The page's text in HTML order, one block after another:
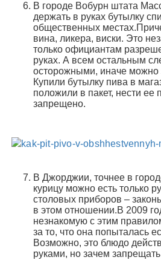
В городе Вобурн штата
держать в руках бутылку
общественных
вина, ликера, виски. Это
только официантам
руках. А всем остальным
осторожными, иначе можно
Купили бутылку пива в
положили в пакет, нести ее
запрещено.
В Джорджии, точнее в
курицу можно есть только
столовых приборов –
в этом отношении.В 2009
незнакомую с этим
за то, что она попыталась
Возможно, это блюдо
руками, но зачем